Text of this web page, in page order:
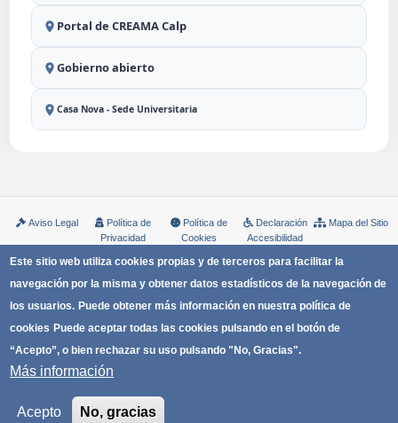
Este sitio web utiliza cookies propias y de terceros para facilitar la
navegación por la misma y obtener datos estadísticos de la navegación de
los usuarios. Puede obtener más información en nuestra política de
cookies Puede aceptar todas las cookies pulsando en el botón de
“Acepto”, o bien rechazar su uso pulsando "No, Gracias".
Más información
Acepto No, gracias
Portal de CREAMA Calp
Gobierno abierto
Casa Nova - Sede Universitaria
Aviso Legal
Política de
Privacidad
Política de
Cookies
Declaración
Accesibilidad
Mapa del Sitio